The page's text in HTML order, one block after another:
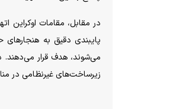
در مقابل، مقامات اوکراین
پایبندی دقیق به هنجار‌های
می‌شوند، هدف قرار می‌دهند.
زیرساخت‌های غیرنظامی در